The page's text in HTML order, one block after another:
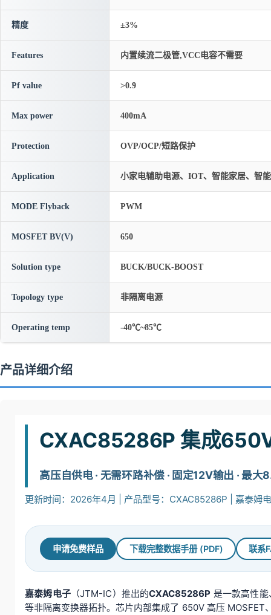
精度 ±3%
Features 内置续流二极管,VCC电容不需要
Pf value >0.9
Max power 400mA
Protection OVP/OCP/短路保护
Application 小家电辅助电源、IOT、智能家居、智
MODE Flyback PWM
MOSFET BV(V) 650
Solution type BUCK/BUCK-BOOST
Topology type 非隔离电源
Operating temp -40℃~85℃
产品详细介绍
CXAC85286P 集成
高压自供电 · 无需环路补偿 · 固定12V输出 · 最大
更新时间：2026年4月 | 产品型号：CXAC85286P | 嘉泰姆
申请免费样品 下载完整数据手册 (PDF) 联系
嘉泰姆电子 （JTM-IC）推出的CXAC85286P 是一款高性
等非隔离变换器拓扑。芯片内部集成了 650V 高压